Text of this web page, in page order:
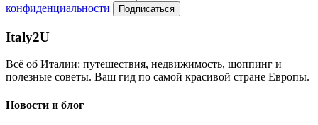
конфиденциальности
Подписаться
Italy2U
Всё об Италии: путешествия, недвижимость, шоппинг и
полезные советы. Ваш гид по самой красивой стране Европы.
Новости и блог